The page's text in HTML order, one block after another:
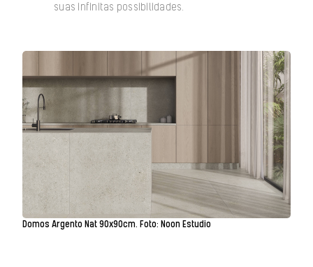
suas infinitas possibilidades.
Domos Argento Nat 90x90cm. Foto: Noon Estudio